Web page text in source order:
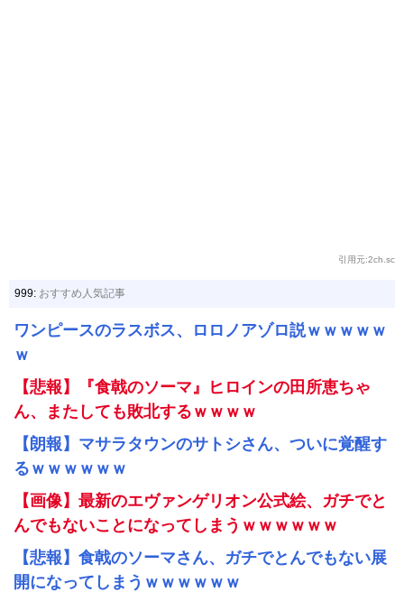
引用元:2ch.sc
999: おすすめ人気記事
ワンピースのラスボス、ロロノアゾロ説ｗｗｗｗｗ
ｗ
【悲報】『食戟のソーマ』ヒロインの田所恵ちゃ
ん、またしても敗北するｗｗｗｗ
【朗報】マサラタウンのサトシさん、ついに覚醒す
るｗｗｗｗｗｗ
【画像】最新のエヴァンゲリオン公式絵、ガチでと
んでもないことになってしまうｗｗｗｗｗｗ
【悲報】食戟のソーマさん、ガチでとんでもない展
開になってしまうｗｗｗｗｗｗ